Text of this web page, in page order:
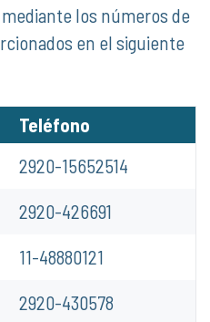
los números de
en el siguiente
Teléfono
2920-15652514
2920-426691
11-48880121
2920-430578